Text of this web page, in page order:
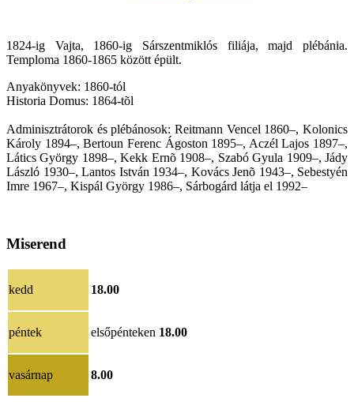
1824-ig Vajta, 1860-ig Sárszentmiklós filiája, majd plébánia.
Temploma 1860-1865 között épült.
Anyakönyvek: 1860-tól
Historia Domus: 1864-tõl
Adminisztrátorok és plébánosok: Reitmann Vencel 1860–, Kolonics
Károly 1894–, Bertoun Ferenc Ágoston 1895–, Aczél Lajos 1897–,
Látics György 1898–, Kekk Ernõ 1908–, Szabó Gyula 1909–, Jády
László 1930–, Lantos István 1934–, Kovács Jenõ 1943–, Sebestyén
Imre 1967–, Kispál György 1986–, Sárbogárd látja el 1992–
Miserend
kedd 18.00
péntek elsőpénteken 18.00
vasárnap 8.00